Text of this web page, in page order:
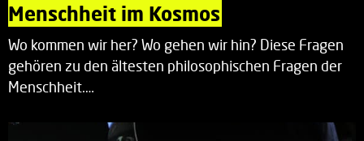
Menschheit im Kosmos
Wo kommen wir her? Wo gehen wir hin? Diese Fragen
gehören zu den ältesten philosophischen Fragen der
Menschheit.…